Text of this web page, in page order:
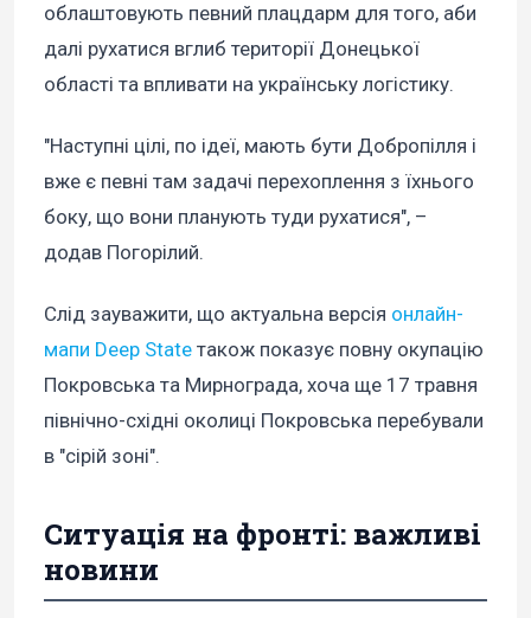
облаштовують певний плацдарм для того, аби
далі рухатися вглиб території Донецької
області та впливати на українську логістику.
"Наступні цілі, по ідеї, мають бути Добропілля і
вже є певні там задачі перехоплення з їхнього
боку, що вони планують туди рухатися", –
додав Погорілий.
Слід зауважити, що актуальна версія онлайн-
мапи Deep State також показує повну окупацію
Покровська та Мирнограда, хоча ще 17 травня
північно-східні околиці Покровська перебували
в "сірій зоні".
Ситуація на фронті: важливі
новини